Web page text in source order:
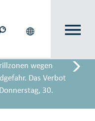
wegen
Das Verbot
30.